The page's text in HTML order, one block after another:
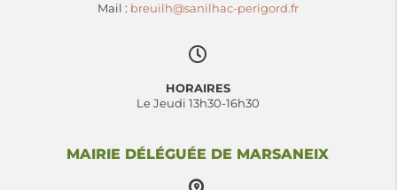
Mail : breuilh@sanilhac-perigord.fr
HORAIRES
Le Jeudi 13h30-16h30
MAIRIE DÉLÉGUÉE DE MARSANEIX